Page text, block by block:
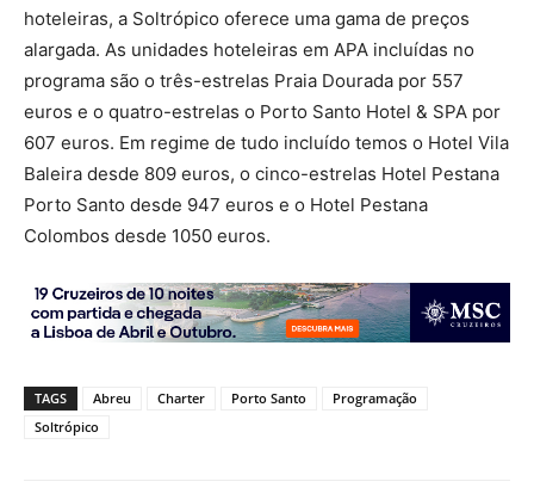
hoteleiras, a Soltrópico oferece uma gama de preços
alargada. As unidades hoteleiras em APA incluídas no
programa são o três-estrelas Praia Dourada por 557
euros e o quatro-estrelas o Porto Santo Hotel & SPA por
607 euros. Em regime de tudo incluído temos o Hotel Vila
Baleira desde 809 euros, o cinco-estrelas Hotel Pestana
Porto Santo desde 947 euros e o Hotel Pestana
Colombos desde 1050 euros.
TAGS Abreu Charter Porto Santo
Programação
Soltrópico